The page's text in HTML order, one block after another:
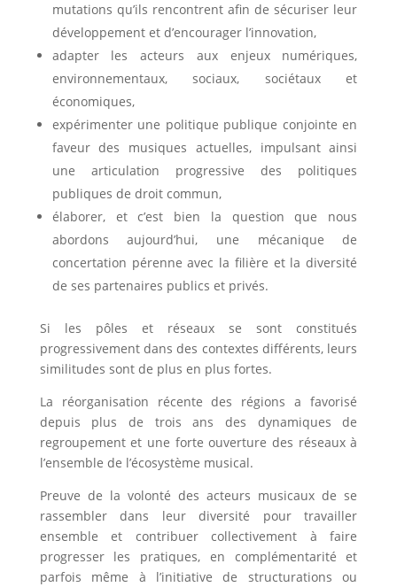
mutations qu’ils rencontrent afin de sécuriser leur
développement et d’encourager l’innovation,
adapter les acteurs aux enjeux numériques,
environnementaux, sociaux, sociétaux et
économiques,
expérimenter une politique publique conjointe en
faveur des musiques actuelles, impulsant ainsi
une articulation progressive des politiques
publiques de droit commun,
élaborer, et c’est bien la question que nous
abordons aujourd’hui, une mécanique de
concertation pérenne avec la filière et la diversité
de ses partenaires publics et privés.
Si les pôles et réseaux se sont constitués
progressivement dans des contextes différents, leurs
similitudes sont de plus en plus fortes.
La réorganisation récente des régions a favorisé
depuis plus de trois ans des dynamiques de
regroupement et une forte ouverture des réseaux à
l’ensemble de l’écosystème musical.
Preuve de la volonté des acteurs musicaux de se
rassembler dans leur diversité pour travailler
ensemble et contribuer collectivement à faire
progresser les pratiques, en complémentarité et
parfois même à l’initiative de structurations ou